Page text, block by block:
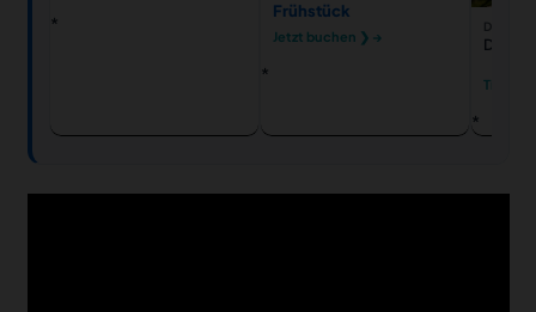
Frühstück
Jetzt buchen ❯ →
Tickets